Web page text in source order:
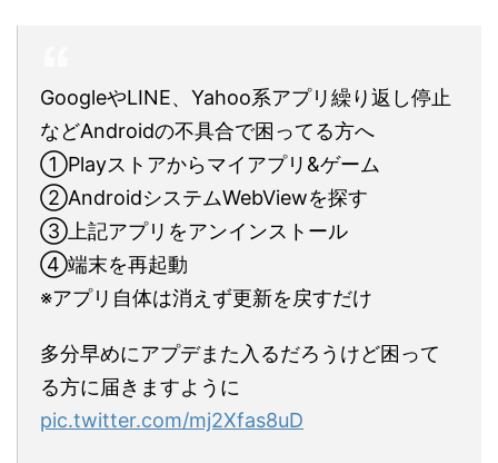
GoogleやLINE、Yahoo系アプリ繰り返し停止
などAndroidの不具合で困ってる方へ
①Playストアからマイアプリ&ゲーム
②AndroidシステムWebViewを探す
③上記アプリをアンインストール
④端末を再起動
※アプリ自体は消えず更新を戻すだけ
多分早めにアプデまた入るだろうけど困って
る方に届きますように
pic.twitter.com/mj2Xfas8uD